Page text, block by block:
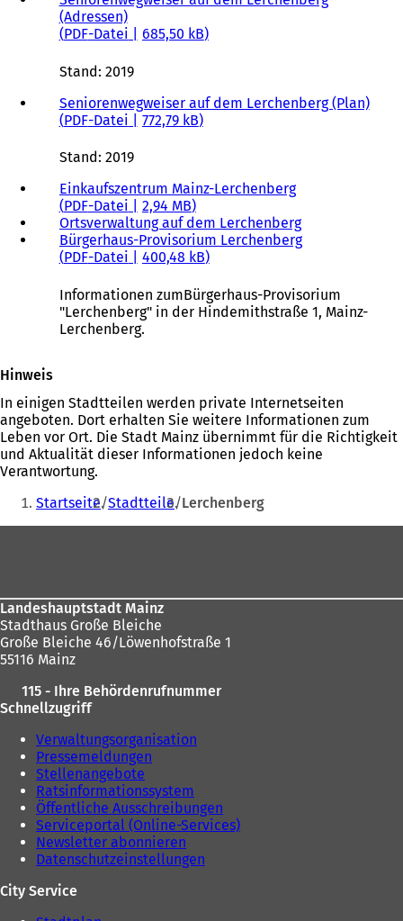
t
i
n
e
u
e
n
T
b
)
(Adressen)
PDF-Datei 685,50 kB
Stand: 2019
Seniorenwegweiser auf dem Lerchenberg (Plan)
PDF-Datei 772,79 kB
Stand: 2019
Einkaufszentrum Mainz-Lerchenberg
PDF-Datei
2,94 MB
Ortsverwaltung auf dem Lerchenberg
Bürgerhaus-Provisorium Lerchenberg
PDF-Datei 400,48 kB
Informationen zumBürgerhaus-Provisorium
"Lerchenberg" in der Hindemithstraße 1, Mainz-
Lerchenberg.
Hinweis
In einigen Stadtteilen werden private Internetseiten
angeboten. Dort erhalten Sie weitere Informationen zum
Leben vor Ort. Die Stadt Mainz übernimmt für die Richtigkeit
und Aktualität dieser Informationen jedoch keine
Verantwortung.
Sie
befinden
Startseite Stadtteile Lerchenberg
Landeshauptstadt Mainz
Stadthaus Große Bleiche
Große Bleiche 46/Löwenhofstraße 1
55116 Mainz
115 - Ihre Behördenrufnummer
Schnellzugriff
Verwaltungsorganisation
Pressemeldungen
Stellenangebote
Ratsinformationssystem
Öffentliche Ausschreibungen
Serviceportal (Online-Services)
Newsletter abonnieren
Datenschutzeinstellungen
City Service